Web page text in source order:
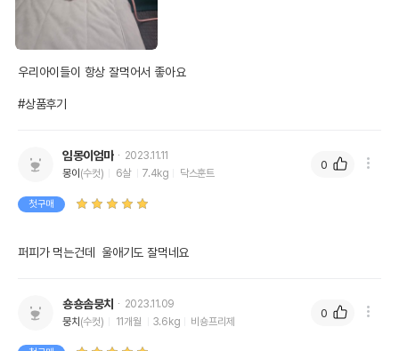
우리아이들이 항상 잘먹어서 좋아요
#상품후기
임몽이엄마
2023.11.11
몽이 (수컷) 6살 7.4kg 닥스훈트
첫구매
퍼피가 먹는건데  울애기도 잘먹네요
0
숑숑솜뭉치
2023.11.09
뭉치 (수컷) 11개월 3.6kg 비숑프리제
0